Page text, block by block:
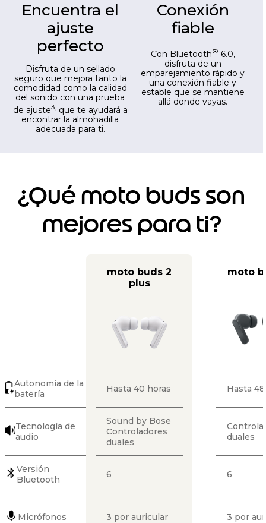
Encuentra el
ajuste
perfecto
Disfruta de un sellado
seguro que mejora tanto la
comodidad como la calidad
del sonido con una prueba
de ajuste3,que te ayudará a
encontrar la almohadilla
adecuada para ti.
Conexión
fiable
Con Bluetooth® 6.0,
disfruta de un
emparejamiento rápido y
una conexión fiable y
estable que se mantiene
allá donde vayas.
¿Qué moto buds son
mejores para ti?
Autonomía de la
batería
Tecnología de
audio
Versión
Bluetooth
Micrófonos
moto buds 2
plus
Hasta 40 horas
Sound by Bose
Controladores
duales
6
3 por auricular
moto
Hasta
duales
6
3 por